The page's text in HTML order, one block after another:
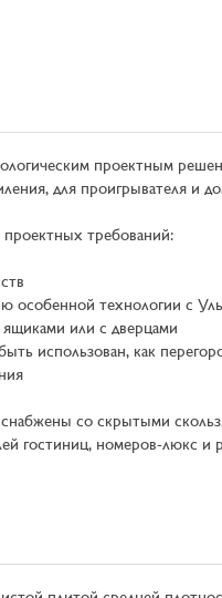
проектным
для проигрывателя и
проектных требований:
особенной технологии с
или с дверцами
использован, как
со скрытыми
гостиниц, номеров-люкс и